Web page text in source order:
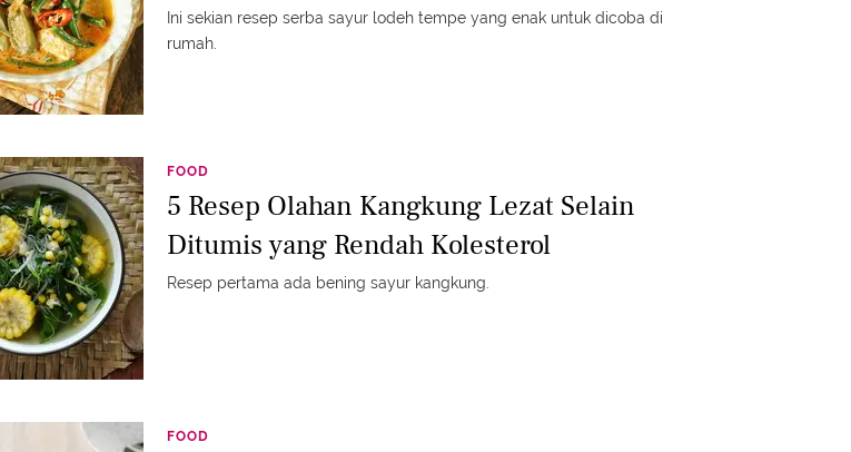
Ini sekian resep serba sayur lodeh tempe yang enak untuk dicoba di
rumah.
FOOD
5 Resep Olahan Kangkung Lezat Selain
Ditumis yang Rendah Kolesterol
Resep pertama ada bening sayur kangkung.
FOOD